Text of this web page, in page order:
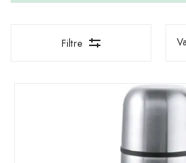
Filtre